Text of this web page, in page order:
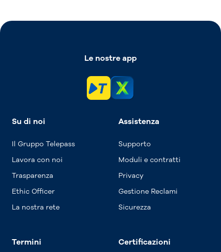
Le nostre app
Su di noi
Il Gruppo Telepass
Lavora con noi
Trasparenza
Ethic Officer
La nostra rete
Assistenza
Supporto
Moduli e contratti
Privacy
Gestione Reclami
Sicurezza
Termini Certificazioni